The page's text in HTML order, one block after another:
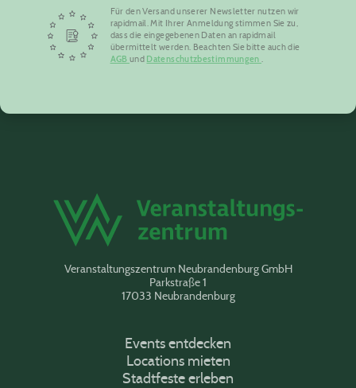
Für den Versand unserer Newsletter nutzen wir
rapidmail. Mit Ihrer Anmeldung stimmen Sie zu,
dass die eingegebenen Daten an rapidmail
übermittelt werden. Beachten Sie bitte auch die
AGB und Datenschutzbestimmungen.
Veranstaltungszentrum Neubrandenburg GmbH
Parkstraße 1
17033 Neubrandenburg
Events entdecken
Locations mieten
Stadtfeste erleben